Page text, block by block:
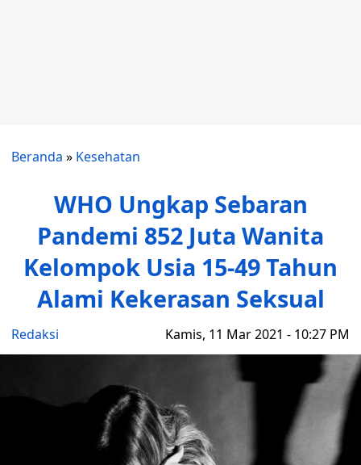
Beranda » Kesehatan
WHO Ungkap Sebaran
Pandemi 852 Juta Wanita
Kelompok Usia 15-49 Tahun
Alami Kekerasan Seksual
Redaksi Kamis, 11 Mar 2021 - 10:27 PM